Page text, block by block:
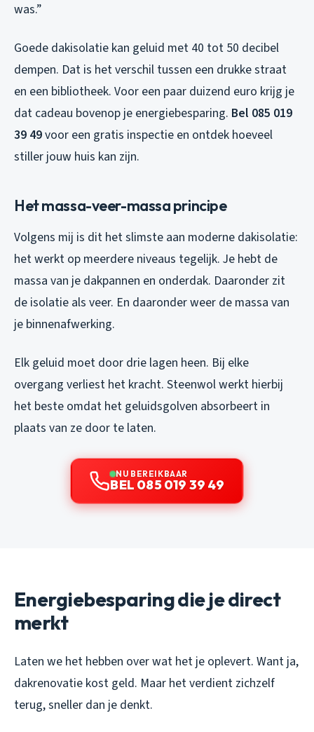
was.”
Goede dakisolatie kan geluid met 40 tot 50 decibel
dempen. Dat is het verschil tussen een drukke straat
en een bibliotheek. Voor een paar duizend euro krijg je
dat cadeau bovenop je energiebesparing. Bel 085 019
39 49voor een gratis inspectie en ontdek hoeveel
stiller jouw huis kan zijn.
Het massa-veer-massa principe
Volgens mij is dit het slimste aan moderne dakisolatie:
het werkt op meerdere niveaus tegelijk. Je hebt de
massa van je dakpannen en onderdak. Daaronder zit
de isolatie als veer. En daaronder weer de massa van
je binnenafwerking.
Elk geluid moet door drie lagen heen. Bij elke
overgang verliest het kracht. Steenwol werkt hierbij
het beste omdat het geluidsgolven absorbeert in
plaats van ze door te laten.
NU BEREIKBAAR
BEL 085 019 39 49
Energiebesparing die je direct
merkt
Laten we het hebben over wat het je oplevert. Want ja,
dakrenovatie kost geld. Maar het verdient zichzelf
terug, sneller dan je denkt.